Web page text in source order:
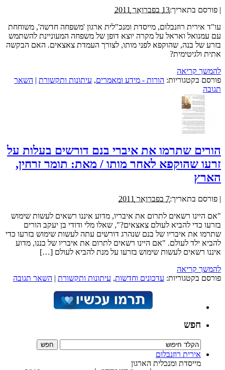
| פורסם בתאריך:13 בפברואר 2011
עו"ד אירית רוזנבלום, מייסדת ומנכ"לית ארגון 'משפחה חדשה', משוחחת
עם עמנואל ואראל על מקרה יוצא דופן של משפחה המעוניינת להשתמש
בזרע של בנה, שהוקפא לפני מותו, לצורך העמדת צאצאים. האם הבקשה
אתית ולגיטימית?
להמשך קריאה
פורסם בקטגוריות: הורות - מידע ומאמרים, עיתונות ותקשורת | השאר
תגובה
הורים שתרמו את איברי בנם דורשים בעלות על
זרעו שהוקפא לאחר מותו / מאת: תומר זרחין,
הארץ
| פורסם בתאריך:7 בפברואר 2011
"אם היינו רשאים לתרום את איבריו, מדוע איננו רשאים לעשות שימוש
בזרעו כדי להביא לעולם צאצאים?", שאלו מלי ודודי בן יעקב הורים
שתרמו את איבריו של בנם שנהרג דורשים עתה לעשות שימוש בזרעו כדי
להביא ילד לעולם. "אם היינו רשאים לתרום את איבריו של בננו, מדוע
איננו רשאים לעשות שימוש בזרעו על מנת להביא לעולם […]
להמשך קריאה
פורסם בקטגוריות: עדכונים וחדשות, עיתונות ותקשורת | השאר תגובה
חפש
אירית רוזנבלום
מייסדת ומנכלית הארגון